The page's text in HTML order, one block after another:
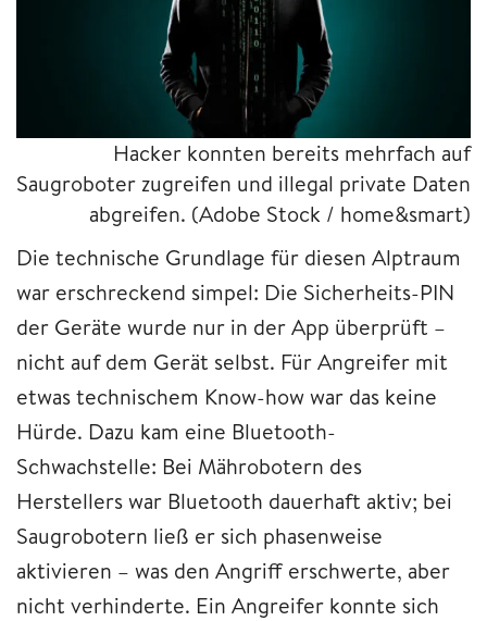
Hacker konnten bereits mehrfach auf
Saugroboter zugreifen und illegal private Daten
abgreifen. (Adobe Stock / home&smart)
Die technische Grundlage für diesen Alptraum
war erschreckend simpel: Die Sicherheits-PIN
der Geräte wurde nur in der App überprüft –
nicht auf dem Gerät selbst. Für Angreifer mit
etwas technischem Know-how war das keine
Hürde. Dazu kam eine Bluetooth-
Schwachstelle: Bei Mährobotern des
Herstellers war Bluetooth dauerhaft aktiv; bei
Saugrobotern ließ er sich phasenweise
aktivieren – was den Angriff erschwerte, aber
nicht verhinderte. Ein Angreifer konnte sich